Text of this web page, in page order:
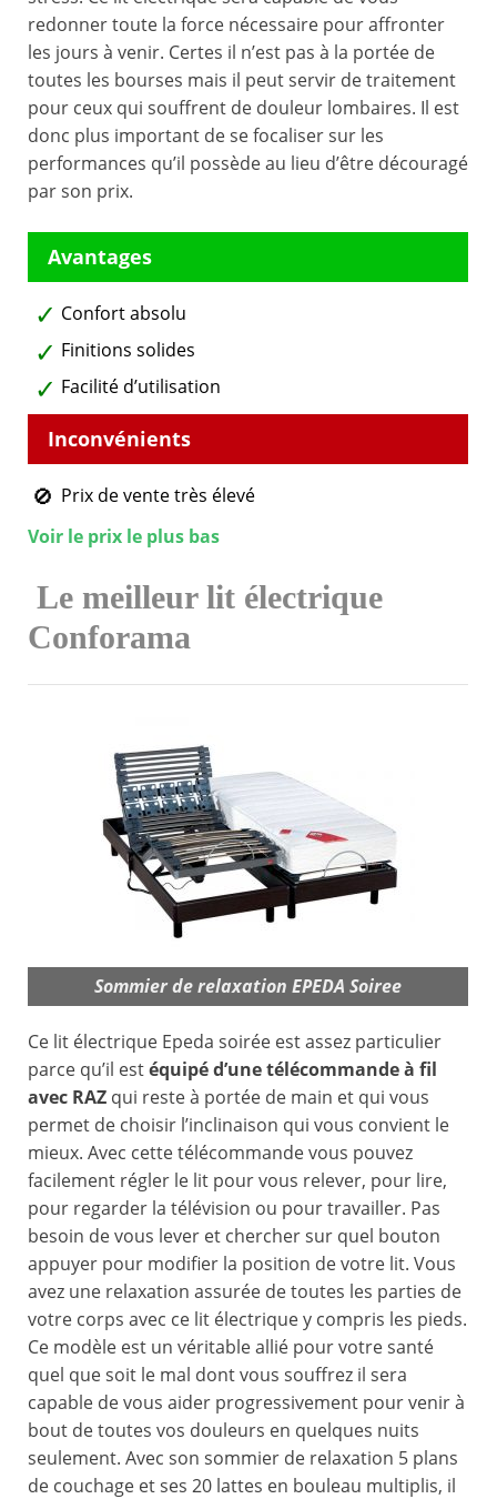
redonner toute la force nécessaire pour affronter
les jours à venir. Certes il n’est pas à la portée de
toutes les bourses mais il peut servir de traitement
pour ceux qui souffrent de douleur lombaires. Il est
donc plus important de se focaliser sur les
performances qu’il possède au lieu d’être découragé
par son prix.
Confort absolu
Finitions solides
Facilité d’utilisation
Prix de vente très élevé
Voir le prix le plus bas
Le meilleur lit électrique
Conforama
Sommier de relaxation EPEDA Soiree
Ce lit électrique Epeda soirée est assez particulier
parce qu’il estéquipé d’une télécommande à fil
avec RAZ qui reste à portée de main et qui vous
permet de choisir l’inclinaison qui vous convient le
mieux. Avec cette télécommande vous pouvez
facilement régler le lit pour vous relever, pour lire,
pour regarder la télévision ou pour travailler. Pas
besoin de vous lever et chercher sur quel bouton
appuyer pour modifier la position de votre lit. Vous
avez une relaxation assurée de toutes les parties de
votre corps avec ce lit électrique y compris les pieds.
Ce modèle est un véritable allié pour votre santé
quel que soit le mal dont vous souffrez il sera
capable de vous aider progressivement pour venir à
bout de toutes vos douleurs en quelques nuits
seulement. Avec son sommier de relaxation 5 plans
de couchage et ses 20 lattes en bouleau multiplis, il